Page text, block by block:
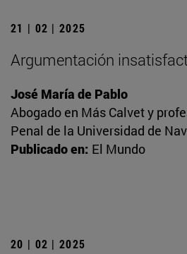
21 | 02 | 2025
Argumentación
José María de Pablo
Abogado en Más Calvet y
Penal de la Universidad de
Publicado en: El Mundo
20 | 02 | 2025